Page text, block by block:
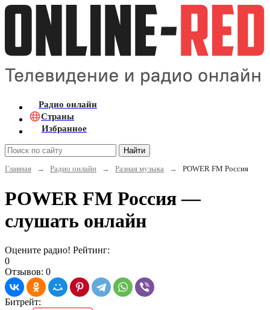
Радио онлайн
Страны
Избранное
Найти
Главная
→ Радио онлайн → Разная музыка → POWER FM Россия
POWER FM Россия —
слушать онлайн
Оцените радио! Рейтинг:
0
Отзывов: 0
Битрейт: